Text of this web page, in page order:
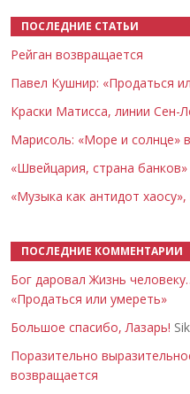
ПОСЛЕДНИЕ СТАТЬИ
Рейган возвращается
Павел Кушнир: «Продаться
Краски Матисса, линии Сен-
Марисоль: «Море и солнце»
«Швейцария, страна
«Музыка как антидот
ПОСЛЕДНИЕ КОММЕНТАРИИ
Бог даровал Жизнь
«Продаться или умереть»
Большое спасибо, Лазарь!
Поразительно
возвращается